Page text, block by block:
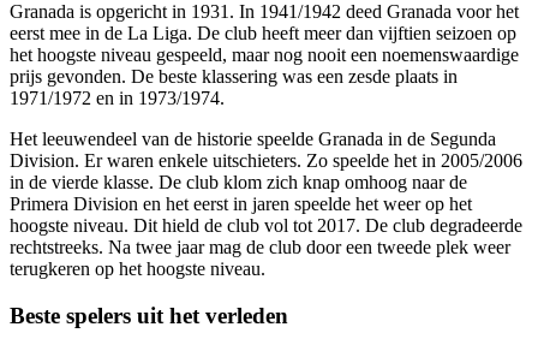
Granada is opgericht in 1931. In 1941/1942 deed Granada voor het
eerst mee in de La Liga. De club heeft meer dan vijftien seizoen op
het hoogste niveau gespeeld, maar nog nooit een noemenswaardige
prijs gevonden. De beste klassering was een zesde plaats in
1971/1972 en in 1973/1974.
Het leeuwendeel van de historie speelde Granada in de Segunda
Division. Er waren enkele uitschieters. Zo speelde het in 2005/2006
in de vierde klasse. De club klom zich knap omhoog naar de
Primera Division en het eerst in jaren speelde het weer op het
hoogste niveau. Dit hield de club vol tot 2017. De club degradeerde
rechtstreeks. Na twee jaar mag de club door een tweede plek weer
terugkeren op het hoogste niveau.
Beste spelers uit het verleden